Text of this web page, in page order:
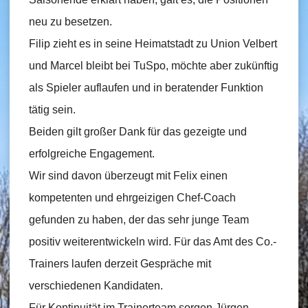
neu zu besetzen.
Filip zieht es in seine Heimatstadt zu Union Velbert
und Marcel bleibt bei TuSpo, möchte aber zukünftig
als Spieler auflaufen und in beratender Funktion
tätig sein.
Beiden gilt großer Dank für das gezeigte und
erfolgreiche Engagement.
Wir sind davon überzeugt mit Felix einen
kompetenten und ehrgeizigen Chef-Coach
gefunden zu haben, der das sehr junge Team
positiv weiterentwickeln wird. Für das Amt des Co.-
Trainers laufen derzeit Gespräche mit
verschiedenen Kandidaten.